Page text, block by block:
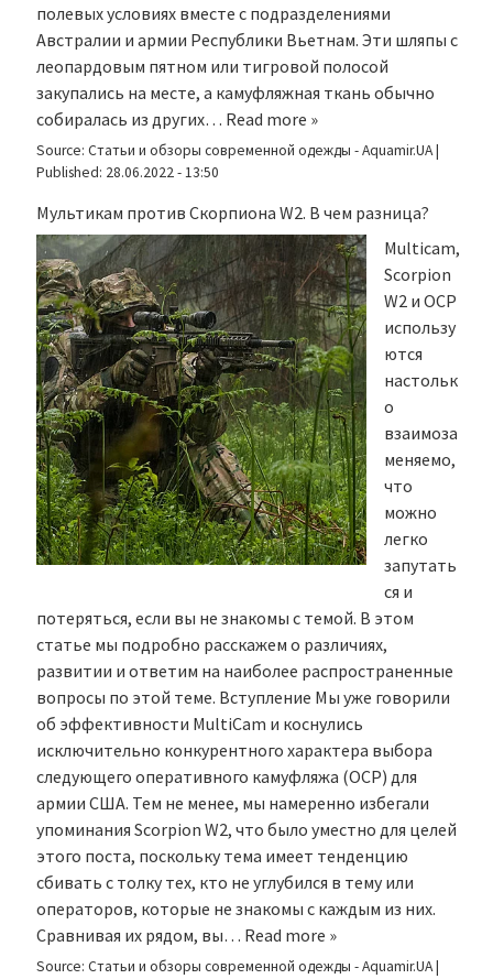
полевых условиях вместе с подразделениями
Австралии и армии Республики Вьетнам. Эти шляпы с
леопардовым пятном или тигровой полосой
закупались на месте, а камуфляжная ткань обычно
собиралась из других… Read more »
Source: Статьи и обзоры современной одежды - Aquamir.UA|
Published: 28.06.2022 - 13:50
Мультикам против Скорпиона W2. В чем разница?
Multicam,
Scorpion
W2 и OCP
использу
ются
настольк
о
взаимоза
меняемо,
что
можно
легко
запутать
ся и
потеряться, если вы не знакомы с темой. В этом
статье мы подробно расскажем о различиях,
развитии и ответим на наиболее распространенные
вопросы по этой теме. Вступление Мы уже говорили
об эффективности MultiCam и коснулись
исключительно конкурентного характера выбора
следующего оперативного камуфляжа (OCP) для
армии США. Тем не менее, мы намеренно избегали
упоминания Scorpion W2, что было уместно для целей
этого поста, поскольку тема имеет тенденцию
сбивать с толку тех, кто не углубился в тему или
операторов, которые не знакомы с каждым из них.
Сравнивая их рядом, вы… Read more »
Source: Статьи и обзоры современной одежды - Aquamir.UA|